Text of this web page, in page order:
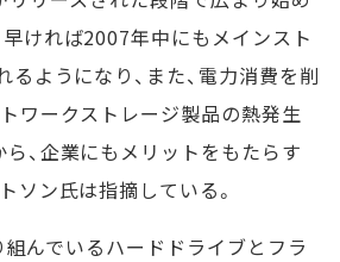
ければ2007年中にもメインスト
るようになり、また、電力消費を削
ワークストレージ製品の熱発生
、企業にもメリットをもたらす
ソン氏は指摘している。
んでいるハードドライブとフラ